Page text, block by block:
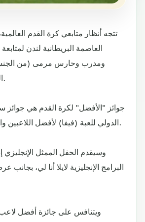
تتجه أنظار متابعي كرة القدم
العاصمة البريطانية لندن
ومدرب وحارس مرمى (من
المنتهي 2016-2017.
جوائز "الأفضل" لكرة القدم هي جوائز
الدولي للعبة (فيفا) لأفضل اللاعبين والمدربين في اللعبة.
وسيقدم الحفل الممثل الإنجليزي
البرامج الإنجليزية لايلا أنا لي،
ويتنافس على جائزة أفضل